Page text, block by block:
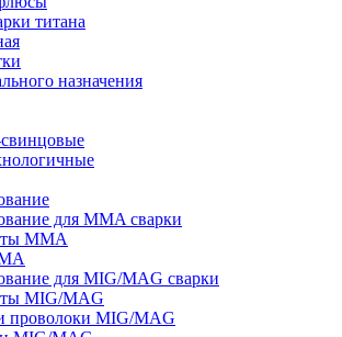
титана
назначения
для MMA сварки
MMA
для MIG/MAG сварки
MIG/MAG
проволоки MIG/MAG